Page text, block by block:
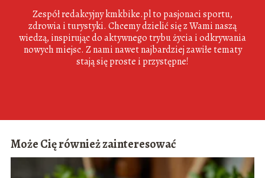
Zespół redakcyjny kmkbike.pl to pasjonaci sportu,
zdrowia i turystyki. Chcemy dzielić się z Wami naszą
wiedzą, inspirując do aktywnego trybu życia i odkrywania
nowych miejsc. Z nami nawet najbardziej zawiłe tematy
stają się proste i przystępne!
Może Cię również zainteresować